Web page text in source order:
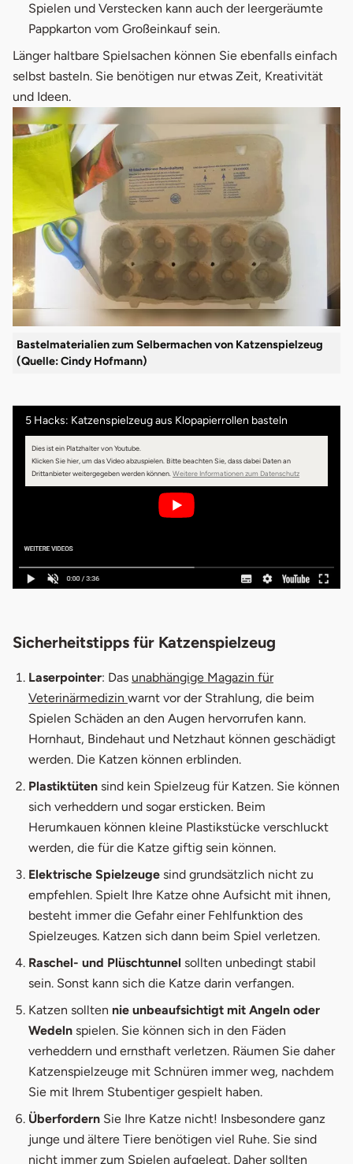
Spielen und Verstecken kann auch der leergeräumte
Pappkarton vom Großeinkauf sein.
Länger haltbare Spielsachen können Sie ebenfalls einfach
selbst basteln. Sie benötigen nur etwas Zeit, Kreativität
und Ideen.
Bastelmaterialien zum Selbermachen von Katzenspielzeug
(Quelle: Cindy Hofmann)
5 Hacks: Katzenspielzeug aus Klopapierrollen basteln
Dies ist ein Platzhalter von Youtube.
Klicken Sie hier, um das Video abzuspielen. Bitte beachten Sie, dass dabei Daten an
Drittanbieter weitergegeben werden können. Weitere Informationen zum Datenschutzöffnet in neuem
Sicherheitstipps für Katzenspielzeug
Laserpointer: Das unabhängige Magazin für
Veterinärmedizin öffnet in neuem Fenster
warnt vor der Strahlung, die beim
Spielen Schäden an den Augen hervorrufen kann.
Hornhaut, Bindehaut und Netzhaut können geschädigt
werden. Die Katzen können erblinden.
Plastiktüten sind kein Spielzeug für Katzen. Sie können
sich verheddern und sogar ersticken. Beim
Herumkauen können kleine Plastikstücke verschluckt
werden, die für die Katze giftig sein können.
Elektrische Spielzeuge sind grundsätzlich nicht zu
empfehlen. Spielt Ihre Katze ohne Aufsicht mit ihnen,
besteht immer die Gefahr einer Fehlfunktion des
Spielzeuges. Katzen sich dann beim Spiel verletzen.
Raschel- und Plüschtunnel sollten unbedingt stabil
sein. Sonst kann sich die Katze darin verfangen.
Katzen sollten nie unbeaufsichtigt mit Angeln oder
Wedeln spielen. Sie können sich in den Fäden
verheddern und ernsthaft verletzen. Räumen Sie daher
Katzenspielzeuge mit Schnüren immer weg, nachdem
Sie mit Ihrem Stubentiger gespielt haben.
Überfordern Sie Ihre Katze nicht! Insbesondere ganz
junge und ältere Tiere benötigen viel Ruhe. Sie sind
nicht immer zum Spielen aufgelegt. Daher sollten